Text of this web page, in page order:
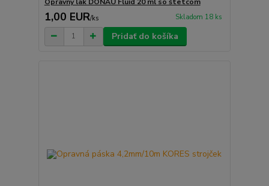
1,00 EUR/ks Skladom 18 ks
Pridať do košíka